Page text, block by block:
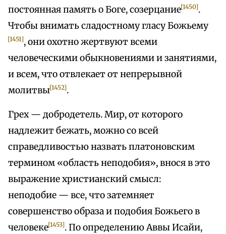
постоянная память о Боге, созерцание[1450].
Чтобы внимать сладостному гласу Божьему
[1451], они охотно жертвуют всеми
человеческими обыкновениями и занятиями,
и всем, что отвлекает от непрерывной
молитвы[1452].
Грех — добродетель. Мир, от которого
надлежит бежать, можно со всей
справедливостью назвать платоновским
термином «область неподобия», внося в это
выражение христианский смысл:
неподобие — все, что затемняет
совершенство образа и подобия Божьего в
человеке[1453]. По определению Аввы Исайи,